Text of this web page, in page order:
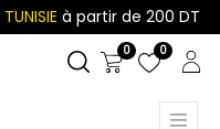
TUNISIE à partir de 200 DT
0 0